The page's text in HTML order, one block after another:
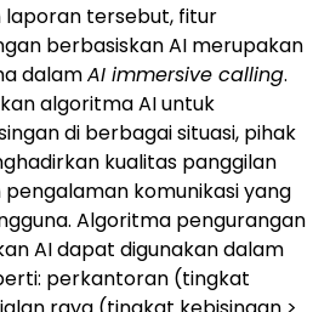
tersebut, fitur
berbasiskan AI merupakan
dalamAI immersive calling.
algoritma AI untuk
di berbagai situasi, pihak
kualitas panggilan
komunikasi yang
Algoritma pengurangan
AI dapat digunakan dalam
perkantoran (tingkat